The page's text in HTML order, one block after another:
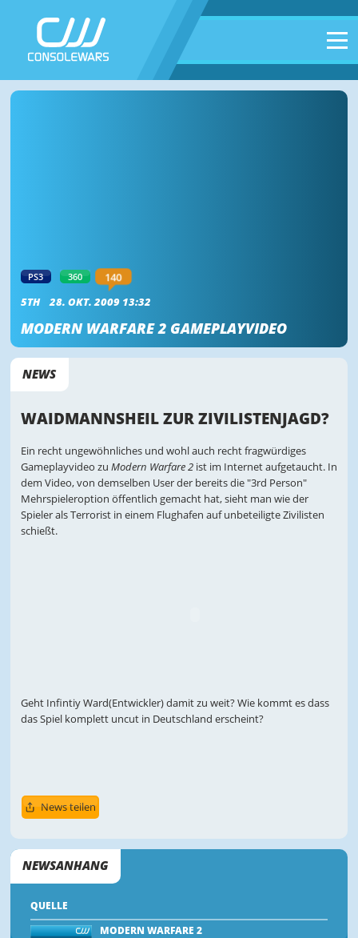
PS3 360
140
5TH
28. OKT. 2009 13:32
MODERN WARFARE 2 GAMEPLAYVIDEO
NEWS
WAIDMANNSHEIL ZUR ZIVILISTENJAGD?
Ein recht ungewöhnliches und wohl auch recht fragwürdiges
Gameplayvideo zu Modern Warfare 2ist im Internet aufgetaucht. In
dem Video, von demselben User der bereits die "3rd Person"
Mehrspieleroption öffentlich gemacht hat, sieht man wie der
Spieler als Terrorist in einem Flughafen auf unbeteiligte Zivilisten
schießt.
Geht Infintiy Ward(Entwickler) damit zu weit? Wie kommt es dass
das Spiel komplett uncut in Deutschland erscheint?
News teilen
NEWSANHANG
QUELLE
MODERN WARFARE 2